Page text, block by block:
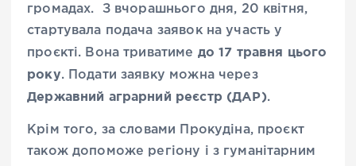
громадах. З вчорашнього дня, 20 квітня,
стартувала подача заявок на участь у
проєкті. Вона триватиме до 17 травня цього
року. Подати заявку можна через
Державний аграрний реєстр (ДАР).
Крім того, за словами Прокудіна, проєкт
також допоможе регіону і з гуманітарним